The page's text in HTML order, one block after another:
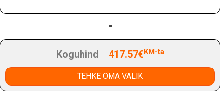
=
Koguhind 417.57€KM-ta
TEHKE OMA VALIK